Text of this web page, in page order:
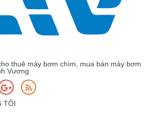
thuê máy bơm chìm, mua bán máy bơm
Vương
TÔI